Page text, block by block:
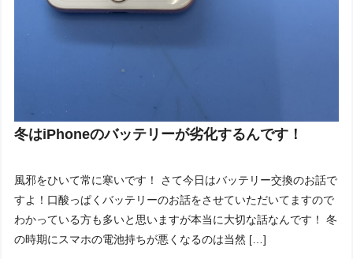
冬はiPhoneのバッテリーが劣化するんです！
風邪をひいて常に寒いです！ さて今日はバッテリー交換のお話で
すよ！口酸っぱくバッテリーのお話をさせていただいてますので
わかっている方も多いと思いますが本当に大切な話なんです！ 冬
の時期にスマホの電池持ちが悪くなるのは当然 […]